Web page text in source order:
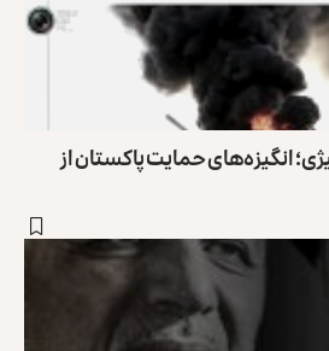
انگیزه‌های حمایت پاکستان از